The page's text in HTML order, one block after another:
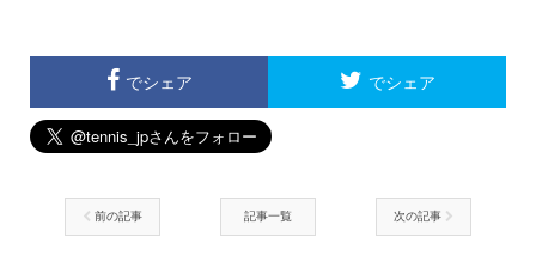
でシェア でシェア
前の記事 記事一覧 次の記事